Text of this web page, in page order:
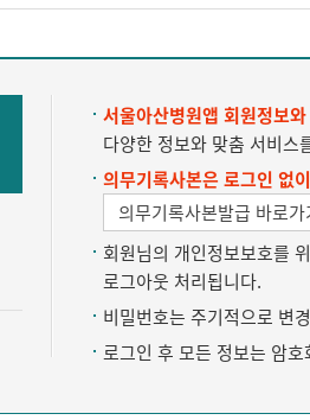
서울아산병원앱 회원정보
다양한 정보와 맞춤 서비스
의무기록사본은 로그인 없
의무기록사본발급 바로가
회원님의 개인정보보호를
로그아웃 처리됩니다.
비밀번호는 주기적으로 변
로그인 후 모든 정보는 암